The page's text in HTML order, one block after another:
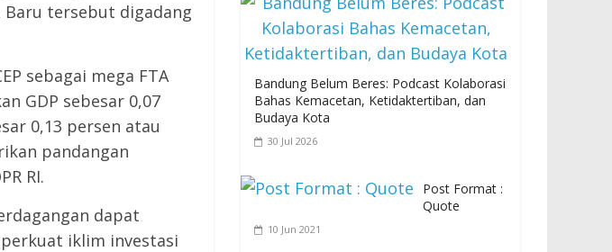
Baru tersebut digadang
sebagai mega FTA
GDP sebesar 0,07
0,13 persen atau
pandangan
RI.
dapat
iklim investasi
Bandung Belum Beres: Podcast Kolaborasi
Bahas Kemacetan, Ketidaktertiban, dan
Budaya Kota
30 Jul 2026
Post Format :
Quote
10 Jun 2021